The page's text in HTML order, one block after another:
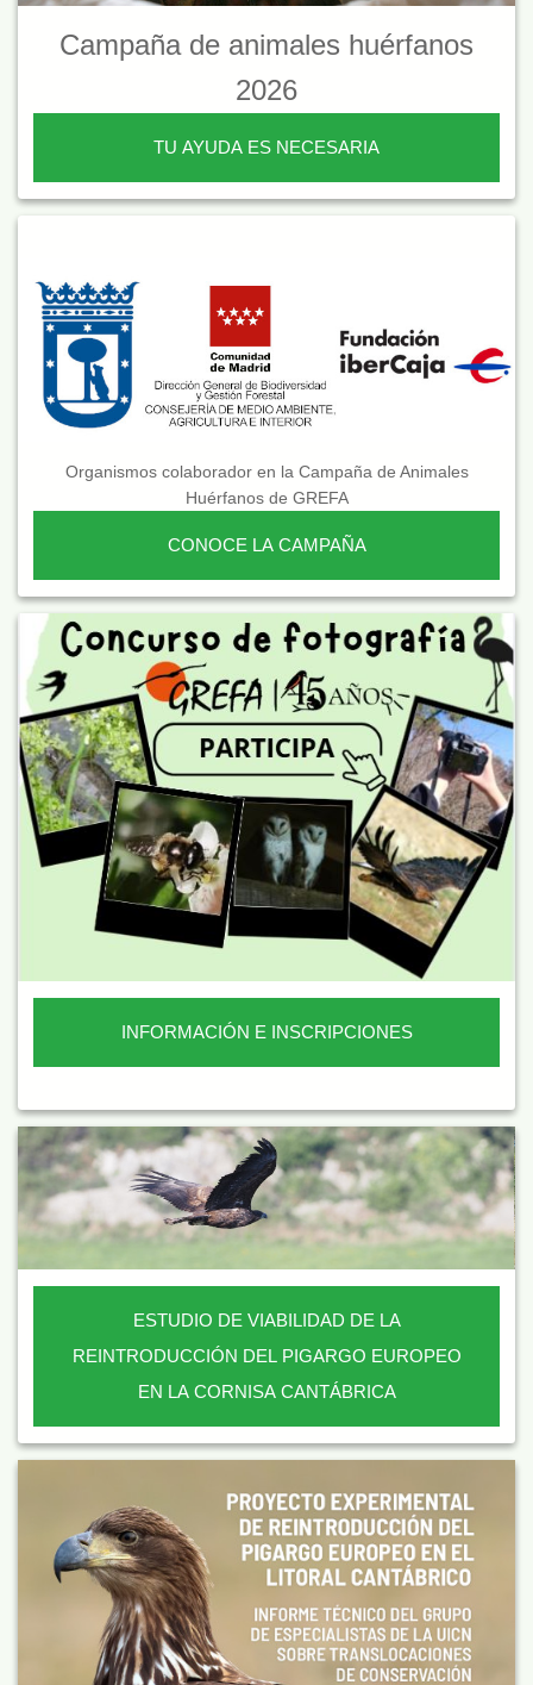
Campaña de animales huérfanos
2026
TU AYUDA ES NECESARIA
Organismos colaborador en la Campaña de Animales
Huérfanos de GREFA
CONOCE LA CAMPAÑA
INFORMACIÓN E INSCRIPCIONES
ESTUDIO DE VIABILIDAD DE LA
REINTRODUCCIÓN DEL PIGARGO EUROPEO
EN LA CORNISA CANTÁBRICA